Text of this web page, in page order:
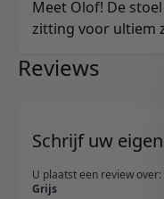
Meet Olof! De
zitting voor ultiem
Reviews
Schrijf uw eigen
U plaatst een review over:
Grijs